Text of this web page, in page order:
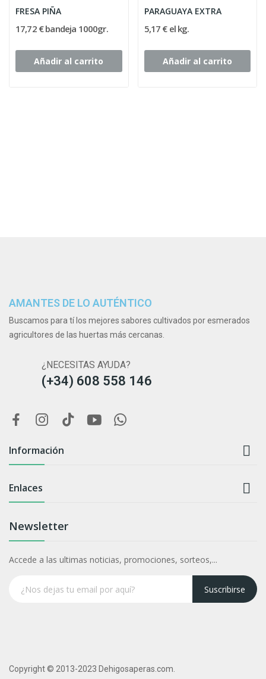
FRESA PIÑA
17,72 € bandeja 1000gr.
Añadir al carrito
PARAGUAYA EXTRA
5,17 € el kg.
Añadir al carrito
AMANTES DE LO AUTÉNTICO
Buscamos para tí los mejores sabores cultivados por esmerados
agricultores de las huertas más cercanas.
¿NECESITAS AYUDA?
(+34) 608 558 146
Información 
Enlaces 
Newsletter
Accede a las ultimas noticias, promociones, sorteos,...
Suscribirse
Copyright © 2013-2023 Dehigosaperas.com.